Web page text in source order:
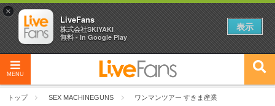
MENU
トップ SEX MACHINEGUNS ワンマンツアー すきま産業
2026
04/27
2026
【ライブ動員ランキング】2026年上半期編発表！
×
LiveFans
株式会社SKIYAKI
無料 - In Google Play
表示